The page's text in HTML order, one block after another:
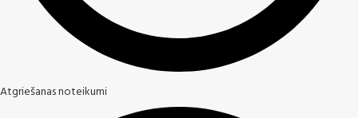
Atgriešanas noteikumi